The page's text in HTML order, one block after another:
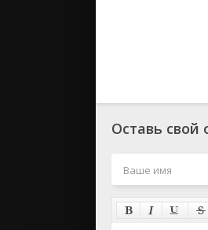
Оставь свой